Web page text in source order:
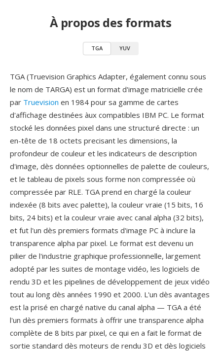
À propos des formats
TGA YUV
TGA (Truevision Graphics Adapter, également connu sous
le nom de TARGA) est un format d'image matricielle crée
par Truevision en 1984 pour sa gamme de cartes
d'affichage destinées àux compatibles IBM PC. Le format
stocké les données pixel dans une structuré directe : un
en-tête de 18 octets precisant les dimensions, la
profondeur de couleur et les indicateurs de description
d'image, dès données optionnelles de palette de couleurs,
et le tableau de pixels sous forme non compressée où
compressée par RLE. TGA prend en chargé la couleur
indexée (8 bits avec palette), la couleur vraie (15 bits, 16
bits, 24 bits) et la couleur vraie avec canal alpha (32 bits),
et fut l'un dès premiers formats d'image PC à inclure la
transparence alpha par pixel. Le format est devenu un
pilier de l'industrie graphique professionnelle, largement
adopté par les suites de montage vidéo, les logiciels de
rendu 3D et les pipelines de développement de jeux vidéo
tout au long dès années 1990 et 2000. L'un dès avantages
est la prisé en chargé native du canal alpha — TGA a été
l'un dès premiers formats à offrir une transparence alpha
complète de 8 bits par pixel, ce qui en a fait le format de
sortie standard dès moteurs de rendu 3D et dès logiciels